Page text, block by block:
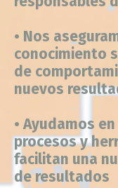
• Nos
conocimiento
de
nuevos
• Ayudamos
procesos y
facilitan una
de resultados